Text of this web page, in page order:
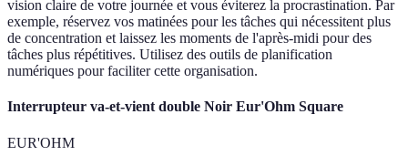
vision claire de votre journée et vous éviterez la procrastination. Par
exemple, réservez vos matinées pour les tâches qui nécessitent plus
de concentration et laissez les moments de l'après-midi pour des
tâches plus répétitives. Utilisez des outils de planification
numériques pour faciliter cette organisation.
Interrupteur va-et-vient double Noir Eur'Ohm Square
EUR'OHM